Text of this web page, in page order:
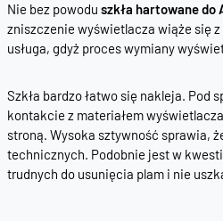
Nie bez powodu szkła hartowane do
zniszczenie wyświetlacza wiąże się
usługa, gdyż proces wymiany
Szkła bardzo łatwo się nakleja.
kontakcie z materiałem
stroną. Wysoka sztywność sprawia,
technicznych. Podobnie jest w
trudnych do usunięcia plam i nie